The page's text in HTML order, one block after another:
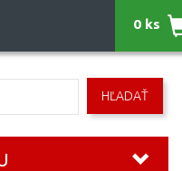
HĽADAŤ
0 ks